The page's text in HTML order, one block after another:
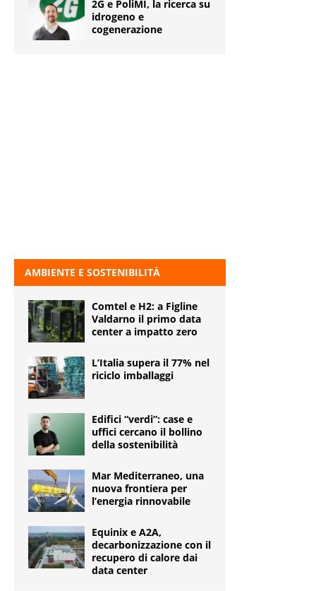
2G e PoliMI, la ricerca su
idrogeno e
cogenerazione
AMBIENTE E SOSTENIBILITÀ
Comtel e H2: a Figline
Valdarno il primo data
center a impatto zero
L’Italia supera il 77% nel
riciclo imballaggi
Edifici “verdi”: case e
uffici cercano il bollino
della sostenibilità
Mar Mediterraneo, una
nuova frontiera per
l’energia rinnovabile
Equinix e A2A,
decarbonizzazione con il
recupero di calore dai
data center